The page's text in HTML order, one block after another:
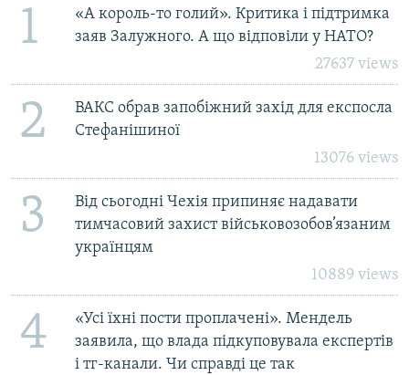
1
«А король-то голий». Критика і підтримка
заяв Залужного. А що відповіли у НАТО?
27637 views
2
ВАКС обрав запобіжний захід для експосла
Стефанішиної
13076 views
3
Від сьогодні Чехія припиняє надавати
тимчасовий захист військовозобов’язаним
українцям
10889 views
4
«Усі їхні пости проплачені». Мендель
заявила, що влада підкуповувала експертів
і тг-канали. Чи справді це так